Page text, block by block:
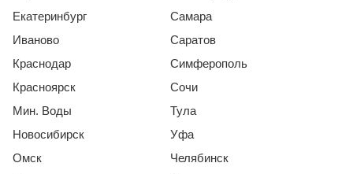
Екатеринбург
Иваново
Краснодар
Красноярск
Мин. Воды
Новосибирск
Омск
Самара
Саратов
Симферополь
Сочи
Тула
Уфа
Челябинск